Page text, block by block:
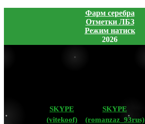
Фарм серебра
Отметки ЛБЗ
Режим натиск
2026
SKYPE
(vitekoof)
SKYPE
(romanzaz_93rus)